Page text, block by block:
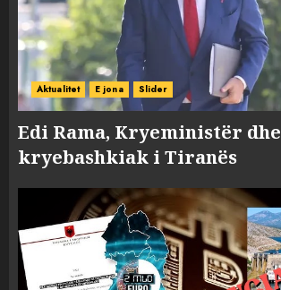
Aktualitet E jona Slider
Edi Rama, Kryeministër dhe
kryebashkiak i Tiranës